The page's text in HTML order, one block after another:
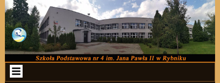
Przejdź do zawartości